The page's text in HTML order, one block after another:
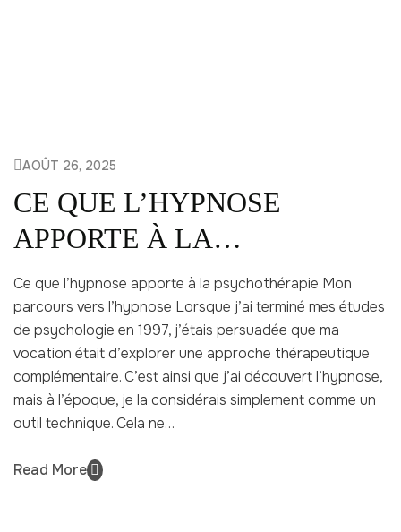
AOÛT 26, 2025
CE QUE L’HYPNOSE
APPORTE À LA
PSYCHOTHÉRAPIE
Ce que l’hypnose apporte à la psychothérapie Mon
parcours vers l’hypnose Lorsque j’ai terminé mes études
de psychologie en 1997, j’étais persuadée que ma
vocation était d’explorer une approche thérapeutique
complémentaire. C’est ainsi que j’ai découvert l’hypnose,
mais à l’époque, je la considérais simplement comme un
outil technique. Cela ne…
Read More